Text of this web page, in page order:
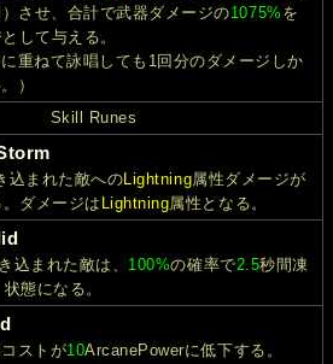
させ、合計で武器ダメージの1075% を
して与える。
に重ねて詠唱しても1回分のダメージしか
）
Skill Runes
込まれた敵へのLightning属性ダメージが
ダメージは Lightning属性となる。
込まれた敵は、 100%の確率で2.5秒間凍
態になる。
ストが10ArcanePowerに低下する。